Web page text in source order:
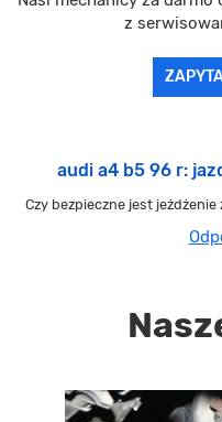
z
audi a4 b5 96 r:
Czy bezpieczne jest